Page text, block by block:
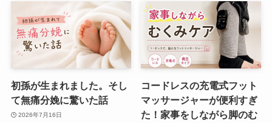
初孫が生まれました。そし
て無痛分娩に驚いた話
2026年7月16日
コードレスの充電式フット
マッサージャーが便利すぎ
た！家事をしながら脚のむ